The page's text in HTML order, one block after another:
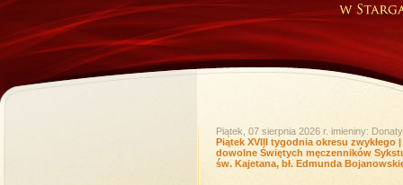
Piątek, 07 sierpnia 2026 r. imieniny:
Piątek XVIII tygodnia okresu zwykłego
dowolne Świętych męczenników
św. Kajetana, bł. Edmunda